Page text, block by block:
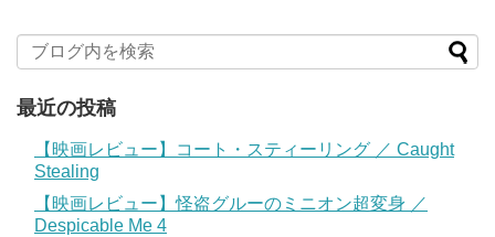
最近の投稿
【映画レビュー】コート・スティーリング ／ Caught
Stealing
【映画レビュー】怪盗グルーのミニオン超変身 ／
Despicable Me 4